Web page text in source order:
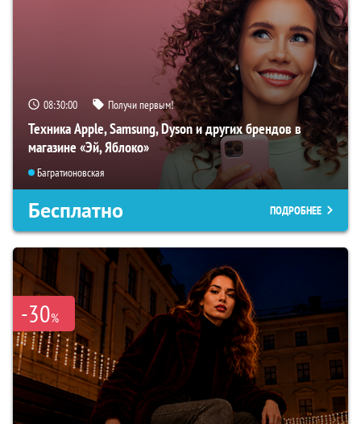
08:29:59 Получи первым!
Техника Apple, Samsung, Dyson и других брендов в
магазине «Эй, Яблоко»
Багратионовская
Бесплатно ПОДРОБНЕЕ
-30%